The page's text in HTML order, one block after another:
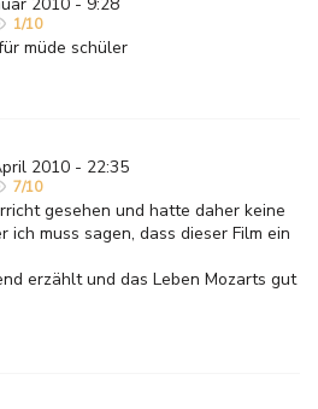
1/10
müde schüler
2010 - 22:35
7/10
gesehen und hatte daher keine
ich muss sagen, dass dieser Film ein
erzählt und das Leben Mozarts gut